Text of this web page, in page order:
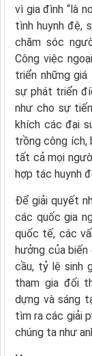
vì gia đình “là
tình huynh đệ,
chăm sóc
Công việc
triển những
sự phát triển
như cho sự
khích các đại
trồng công ích,
tất cả mọi
hợp tác huynh
Để giải quyết
các quốc gia
quốc tế, các
hưởng của
cầu, tỷ lệ sinh
tham gia đối
dựng và sáng
tìm ra các giải
chúng ta như